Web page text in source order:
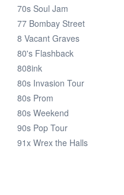
70s Soul Jam
77 Bombay Street
8 Vacant Graves
80's Flashback
808ink
80s Invasion Tour
80s Prom
80s Weekend
90s Pop Tour
91x Wrex the Halls